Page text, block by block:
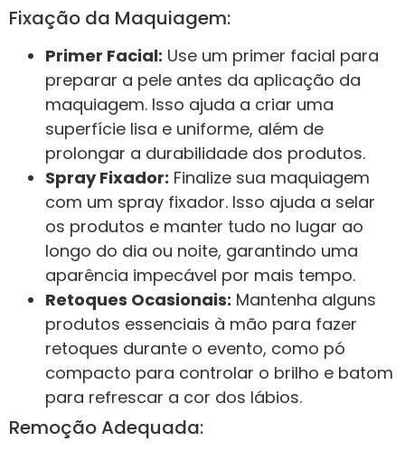
Fixação da Maquiagem:
Primer Facial: Use um primer facial para
preparar a pele antes da aplicação da
maquiagem. Isso ajuda a criar uma
superfície lisa e uniforme, além de
prolongar a durabilidade dos produtos.
Spray Fixador: Finalize sua maquiagem
com um spray fixador. Isso ajuda a selar
os produtos e manter tudo no lugar ao
longo do dia ou noite, garantindo uma
aparência impecável por mais tempo.
Retoques Ocasionais: Mantenha alguns
produtos essenciais à mão para fazer
retoques durante o evento, como pó
compacto para controlar o brilho e batom
para refrescar a cor dos lábios.
Remoção Adequada: